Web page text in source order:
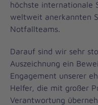
höchste internationale
weltweit anerkannten
Notfallteams.
Darauf sind wir sehr
Auszeichnung ein
Engagement unserer
Helfer, die mit großer
Verantwortung